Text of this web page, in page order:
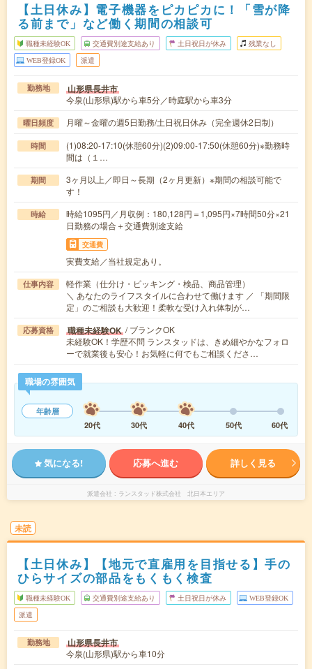
【土日休み】電子機器をピカピカに！「雪が降
る前まで」など働く期間の相談可
職種未経験OK 交通費別途支給あり 土日祝日が休み 残業なし
WEB登録OK 派遣
勤務地 山形県長井市
今泉(山形県)駅から車5分／時庭駅から車3分
曜日頻度 月曜～金曜の週5日勤務/土日祝日休み（完全週休2日制）
時間
(1)08:20-17:10(休憩60分)(2)09:00-17:50(休憩60分)※勤務時
間は（１…
期間
3ヶ月以上／即日～長期（2ヶ月更新）※期間の相談可能で
す！
時給
時給1095円／月収例：180,128円＝1,095円×7時間50分×21
日勤務の場合＋交通費別途支給
交通費
実費支給／当社規定あり。
仕事内容
軽作業（仕分け・ピッキング・検品、商品管理）
＼ あなたのライフスタイルに合わせて働けます ／ 「期間限
定」のご相談も大歓迎！柔軟な受け入れ体制が…
応募資格 職種未経験OK / ブランクOK
未経験OK！学歴不問 ランスタッドは、きめ細やかなフォロ
ーで就業後も安心！お気軽に何でもご相談くださ…
職場の雰囲気
年齢層
20代
30代 40代 50代 60代
気になる! 応募へ進む 詳しく見る
派遣会社 ランスタッド株式会社 北日本エリア
未読
【土日休み】【地元で直雇用を目指せる】手の
ひらサイズの部品をもくもく検査
職種未経験OK 交通費別途支給あり 土日祝日が休み WEB登録OK
派遣
勤務地 山形県長井市
今泉(山形県)駅から車10分